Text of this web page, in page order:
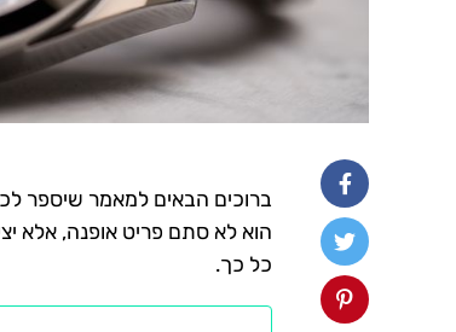
הוא לא סתם פריט אופנה, אלא
כל כך.